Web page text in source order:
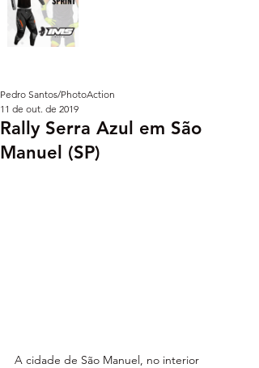
Rally Serra Azul em São
Manuel (SP)
Pedro Santos/PhotoAction
11 de out. de 2019
A cidade de São Manuel, no interior